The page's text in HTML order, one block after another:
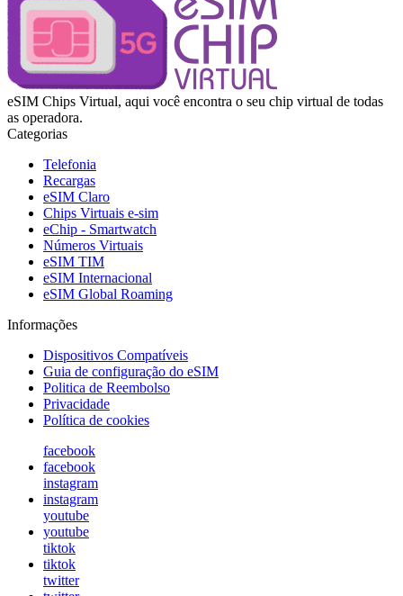
eSIM Chips Virtual, aqui você encontra o seu chip virtual de todas
as operadora.
Categorias
Telefonia
Recargas
eSIM Claro
Chips Virtuais e-sim
eChip - Smartwatch
Números Virtuais
eSIM TIM
eSIM Internacional
eSIM Global Roaming
Informações
Dispositivos Compatíveis
Guia de configuração do eSIM
Politica de Reembolso
Privacidade
Política de cookies
facebook
facebook
instagram
instagram
youtube
youtube
tiktok
tiktok
twitter